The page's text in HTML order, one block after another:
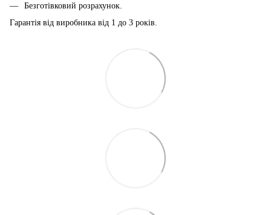
Безготівковий розрахунок.
Гарантія від виробника від 1 до 3 років.